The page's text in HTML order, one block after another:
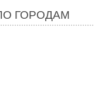
ГОРОДАМ